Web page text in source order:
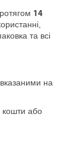
14
та всі
на
кошти або